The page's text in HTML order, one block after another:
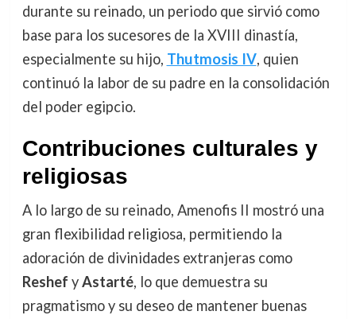
durante su reinado, un periodo que sirvió como
base para los sucesores de la XVIII dinastía,
especialmente su hijo, Thutmosis IV, quien
continuó la labor de su padre en la consolidación
del poder egipcio.
Contribuciones culturales y
religiosas
A lo largo de su reinado, Amenofis II mostró una
gran flexibilidad religiosa, permitiendo la
adoración de divinidades extranjeras como
Reshef yAstarté, lo que demuestra su
pragmatismo y su deseo de mantener buenas